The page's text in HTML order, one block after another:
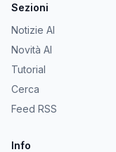
Sezioni
Notizie AI
Novità AI
Tutorial
Cerca
Feed RSS
Info